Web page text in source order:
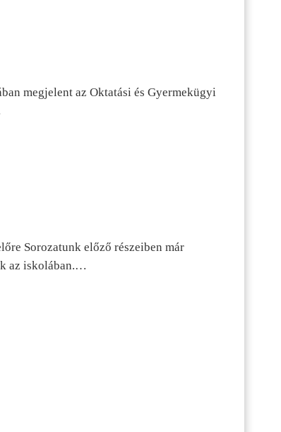
megjelent az Oktatási és Gyermekügyi
Sorozatunk előző részeiben már
az iskolában.…